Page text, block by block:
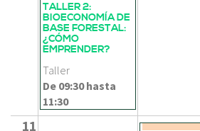
TALLER 2:
BIOECONOMÍA DE
BASE FORESTAL:
¿CÓMO
EMPRENDER?
Taller
De 09:30hasta
11:30
11